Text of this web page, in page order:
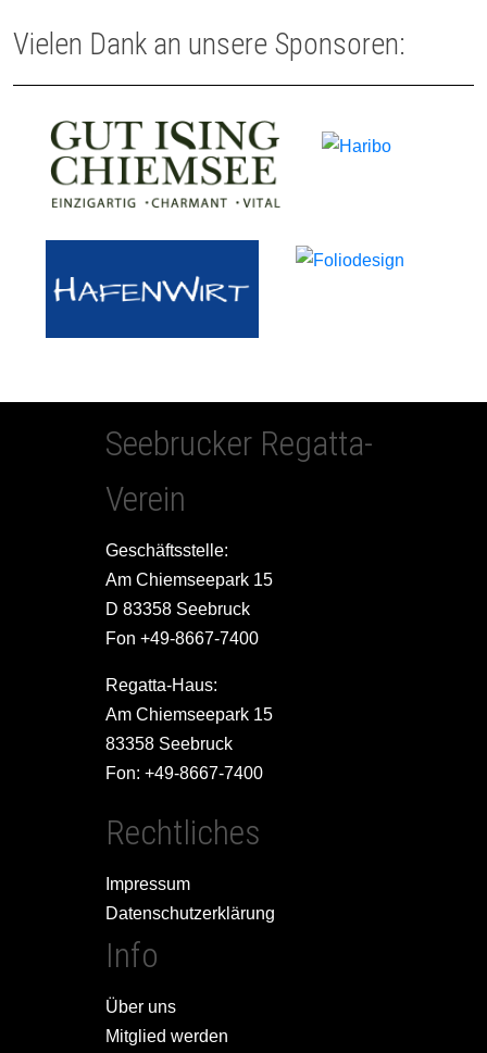
Vielen Dank an unsere Sponsoren:
Seebrucker Regatta-
Verein
Geschäftsstelle:
Am Chiemseepark 15
D 83358 Seebruck
Fon +49-8667-7400
Regatta-Haus:
Am Chiemseepark 15
83358 Seebruck
Fon: +49-8667-7400
Rechtliches
Impressum
Datenschutzerklärung
Info
Über uns
Mitglied werden